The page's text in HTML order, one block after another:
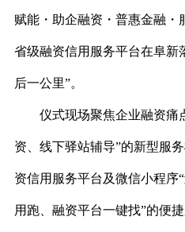
赋能・助企融资・普惠金融・
省级融资信用服务平台在阜新
后一公里”。
仪式现场聚焦企业融资痛
资、线下驿站辅导”的新型服
资信用服务平台及微信小程序
用跑、融资平台一键找”的便